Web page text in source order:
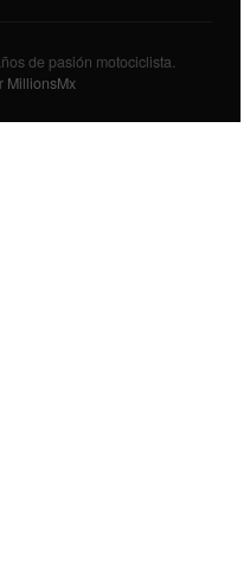
de pasión motociclista.
MillionsMx